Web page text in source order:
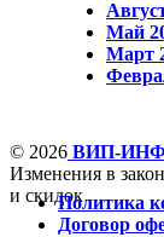
Май
Март
© 2026 ВИП-
Изменения в
и скидокПолитика
Договор